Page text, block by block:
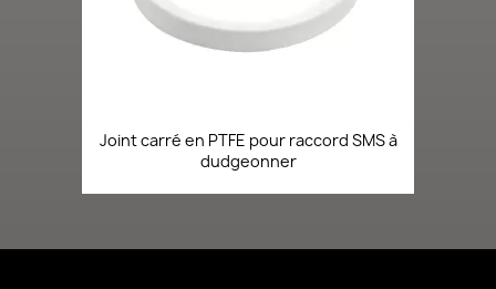
Joint carré en PTFE pour raccord SMS à
dudgeonner